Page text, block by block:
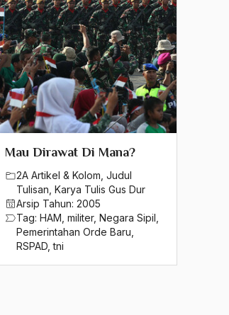
Mau Dirawat Di Mana?
2A Artikel & Kolom Judul
Tulisan Karya Tulis Gus Dur
Arsip Tahun: 2005
Tag: HAM militer, Negara Sipil
Pemerintahan Orde Baru
RSPAD ,tni